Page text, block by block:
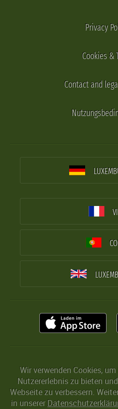
Privacy
Cookies &
Contact and
Wir verwenden Cookies,
Nutzererlebnis zu bieten
Webseite zu verbessern.
in unserer